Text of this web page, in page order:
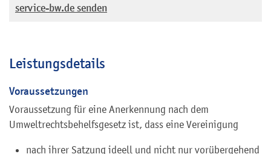
service-bw.de senden
Leistungsdetails
Voraussetzungen
Voraussetzung für eine Anerkennung nach dem
Umweltrechtsbehelfsgesetz ist, dass eine Vereinigung
nach ihrer Satzung ideell und nicht nur vorübergehend